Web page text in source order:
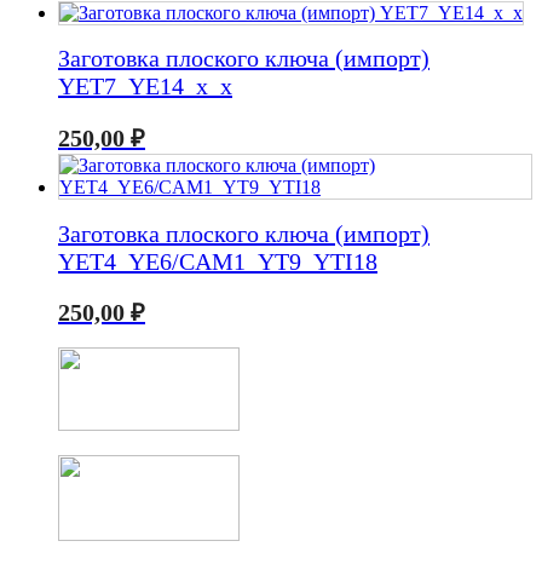
Заготовка плоского ключа (импорт)
YET7_YE14_x_x
250,00 ₽
Заготовка плоского ключа (импорт)
YET4_YE6/CAM1_YT9_YTI18
250,00 ₽